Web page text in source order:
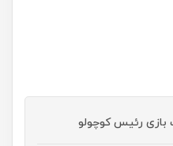
بازی رئیس کوچولو